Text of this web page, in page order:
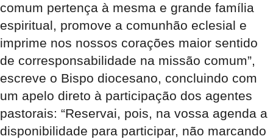
comum pertença à mesma e grande família
espiritual, promove a comunhão eclesial e
imprime nos nossos corações maior sentido
de corresponsabilidade na missão comum”,
escreve o Bispo diocesano, concluindo com
um apelo direto à participação dos agentes
pastorais: “Reservai, pois, na vossa agenda a
disponibilidade para participar, não marcando